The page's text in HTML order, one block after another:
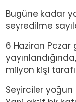
Bugüne kadar
seyredilme
6 Haziran Pazar
milyon kişi
Seyirciler yoğun